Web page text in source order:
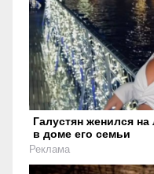
Галустян женился
в доме его семьи
Реклама